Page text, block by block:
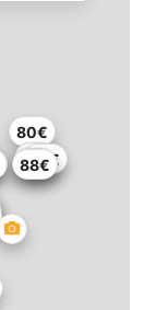
80€
72€
88€
62€
65€